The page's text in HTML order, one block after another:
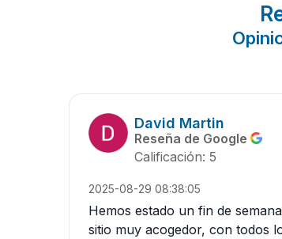
David Martin
Reseña de Google
Calificación: 5
2025-08-29 08:38:05
Hemos estado un fin de
sitio muy acogedor, con todos